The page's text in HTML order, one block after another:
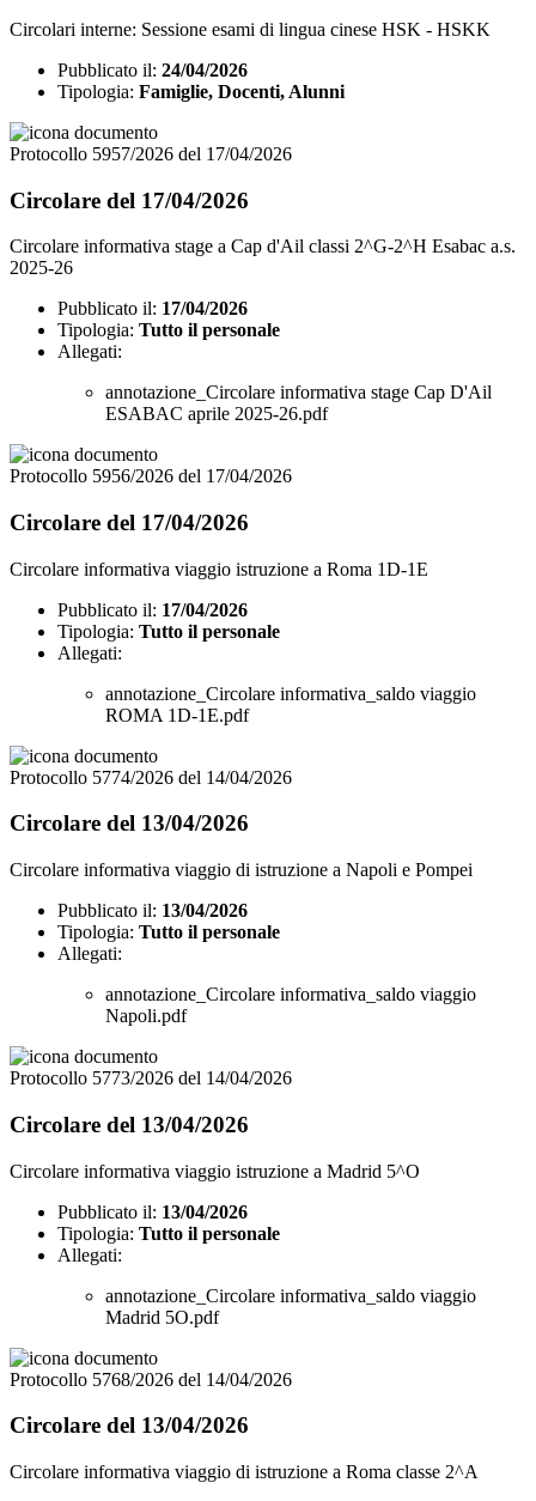
Circolari interne: Sessione esami di lingua cinese HSK - HSKK
Pubblicato il: 24/04/2026
Tipologia: Famiglie, Docenti, Alunni
Protocollo 5957/2026 del 17/04/2026
Circolare del 17/04/2026
Circolare informativa stage a Cap d'Ail classi 2^G-2^H Esabac a.s.
2025-26
Pubblicato il: 17/04/2026
Tipologia: Tutto il personale
Allegati:
annotazione_Circolare informativa stage Cap D'Ail
ESABAC aprile 2025-26.pdf
Protocollo 5956/2026 del 17/04/2026
Circolare del 17/04/2026
Circolare informativa viaggio istruzione a Roma 1D-1E
Pubblicato il: 17/04/2026
Tipologia: Tutto il personale
Allegati:
annotazione_Circolare informativa_saldo viaggio
ROMA 1D-1E.pdf
Protocollo 5774/2026 del 14/04/2026
Circolare del 13/04/2026
Circolare informativa viaggio di istruzione a Napoli e Pompei
Pubblicato il: 13/04/2026
Tipologia: Tutto il personale
Allegati:
annotazione_Circolare informativa_saldo viaggio
Napoli.pdf
Protocollo 5773/2026 del 14/04/2026
Circolare del 13/04/2026
Circolare informativa viaggio istruzione a Madrid 5^O
Pubblicato il: 13/04/2026
Tipologia: Tutto il personale
Allegati:
annotazione_Circolare informativa_saldo viaggio
Madrid 5O.pdf
Protocollo 5768/2026 del 14/04/2026
Circolare del 13/04/2026
Circolare informativa viaggio di istruzione a Roma classe 2^A